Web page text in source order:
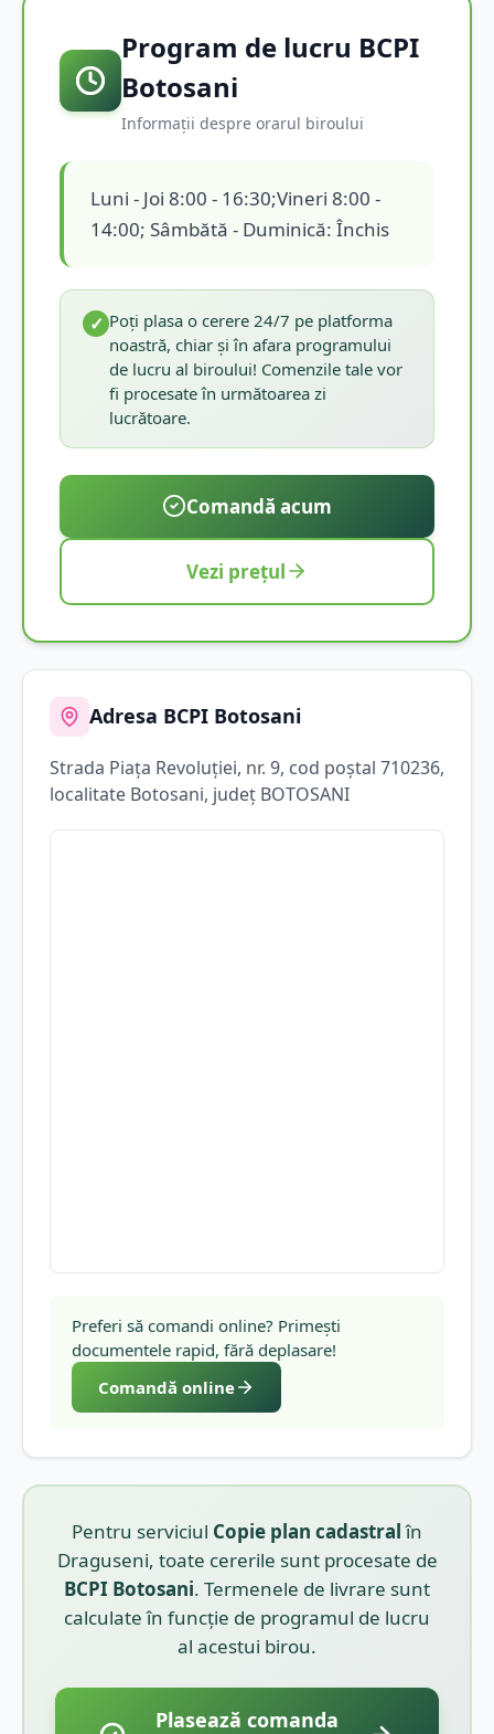
Program de lucru BCPI
Botosani
Informații despre orarul biroului
Luni - Joi 8:00 - 16:30;Vineri 8:00 -
14:00; Sâmbătă - Duminică: Închis
✓ Poți plasa o cerere 24/7 pe platforma
noastră, chiar și în afara programului
de lucru al biroului! Comenzile tale vor
fi procesate în următoarea zi
lucrătoare.
Comandă acum
Vezi prețul
Adresa BCPI Botosani
Strada Piața Revoluției, nr. 9, cod poștal 710236,
localitate Botosani, județ BOTOSANI
Preferi să comandi online? Primești
documentele rapid, fără deplasare!
Comandă online
Pentru serviciul Copie plan cadastralîn
Draguseni, toate cererile sunt procesate de
BCPI Botosani. Termenele de livrare sunt
calculate în funcție de programul de lucru
al acestui birou.
Plasează comanda